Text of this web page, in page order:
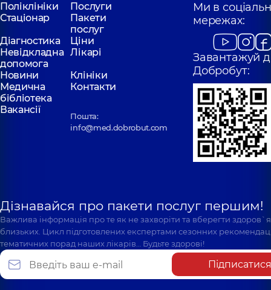
Поліклініки
Послуги
Стаціонар
Пакети
послуг
Діагностика
Ціни
Невідкладна
допомога
Лікарі
Новини
Клініки
Медична
бібліотека
Контакти
Вакансії
Пошта:
info@med.dobrobut.com
Ми в
мережах:
Завантажуй
Добробут:
Дізнавайся про пакети послуг першим!
Важлива інформація про те як не захворіти та вберегти
близьких. Цикл підготовлених експертами сезонних
тематичних порад наших лікарів… Будьте здорові!
Підписатися